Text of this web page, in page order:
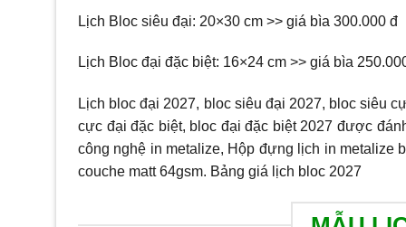
Lịch Bloc siêu đại: 20×30 cm >> giá bìa 300.000 đ
Lịch Bloc đại đặc biệt: 16×24 cm >> giá bìa
Lịch bloc đại 2027, bloc siêu đại 2027, bloc siêu
cực đại đặc biệt, bloc đại đặc biệt 2027 được
công nghệ in metalize, Hộp đựng lịch in metalize
couche matt 64gsm. Bảng giá lịch bloc 2027